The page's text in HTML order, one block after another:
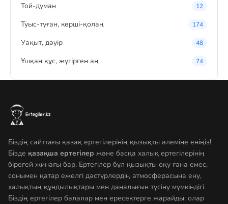
Той-думан 12
Туыс-туған, көрші-қолаң 174
Уақыт, дәуір 48
Ұшқан құс, жүгірген аң 74
Біздің сайттағы қазақ ертегілерінің қызықты әлеміне еніңіз!
Бізде қазақша ертегілер және басқа халық ертегілерінің
бірегей жинағы бар. Ертегілер бұл қызықты оқу ғана емес,
сонымен қатар ежелгі дәстүрлердің атмосферасына ену,
халықтың құндылықтары мен даналығын түсіну мүмкіндігі.
Біздің ертегілер балалар мен ересектерге жарайды: олар